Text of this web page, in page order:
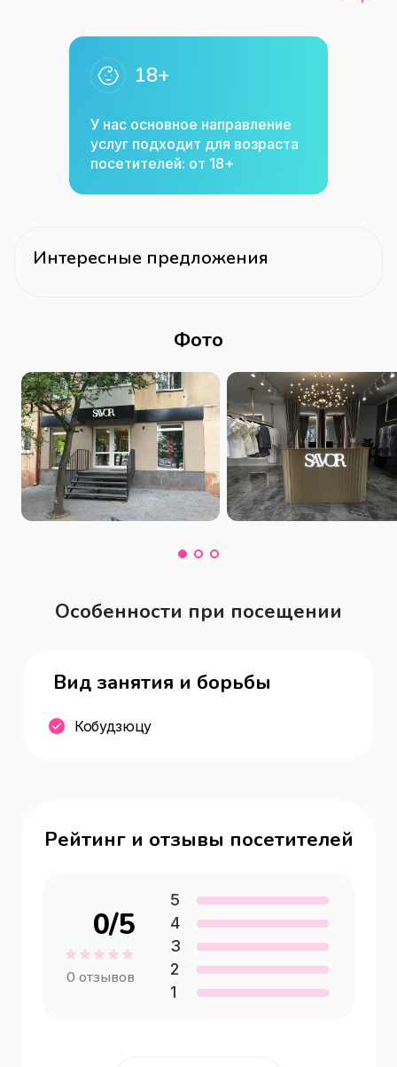
18+
У нас основное направление
услуг подходит для возраста
посетителей: от 18+
Интересные предложения
Фото
Особенности при посещении
Вид занятия и борьбы
Кобудзюцу
Рейтинг и отзывы посетителей
0/5
0 отзывов
5
4
3
2
1